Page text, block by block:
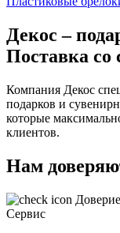
Декос –
Поставка со
Компания Декос
подарков и
которые
клиентов.
Нам
Доверие
Сервис